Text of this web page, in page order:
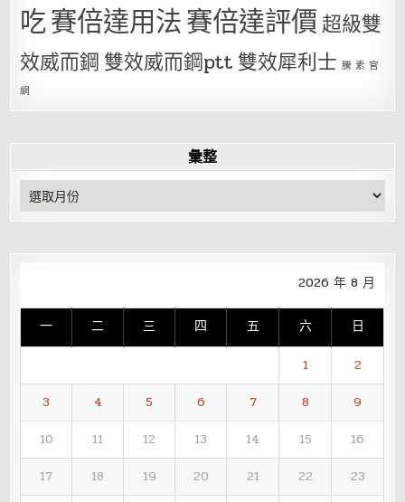
吃賽倍達用法賽倍達評價超級雙
效威而鋼 雙效威而鋼ptt 雙效犀利士 騰 素 官
網
彙整
彙
整
2026 年 8 月
一 二 三 四 五 六 日
1
2
3
4 5 6 7 8
9
10
11 12 13 14 15
16
17
18 19 20 21 22
23